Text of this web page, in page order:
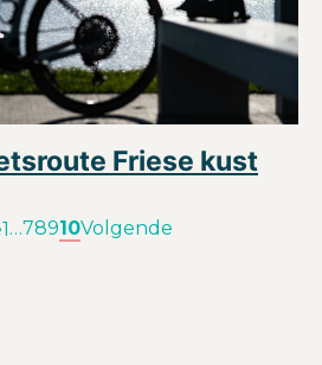
Friese kust
1 …78910Volgende